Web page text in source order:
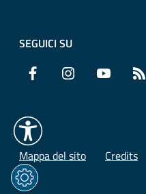
SEGUICI SU
Facebook Instagram YouTube
Mappa del sito Credits